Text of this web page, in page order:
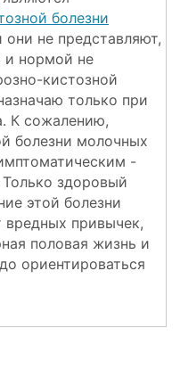
болезни
они не представляют,
и нормой не
кистозной
только при
К сожалению,
болезни молочных
-
здоровый
этой болезни
вредных привычек,
половая жизнь и
ориентироваться